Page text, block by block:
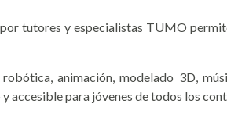
tutores y especialistas TUMO
animación, modelado 3D,
para jóvenes de todos los